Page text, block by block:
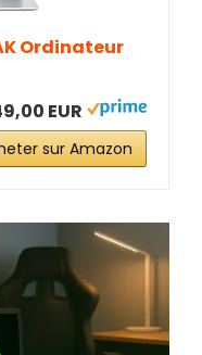
Ordinateur
EUR
sur Amazon